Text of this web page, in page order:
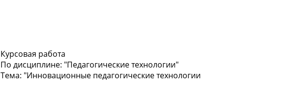
Курсовая работа
По дисциплине: "Педагогические технологии"
Тема: "Инновационные педагогические технологии